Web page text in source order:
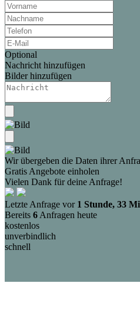
Optional
Nachricht hinzufügen
Bilder hinzufügen
Wir übergeben die Daten ihrer
Gratis Angebote einholen
Vielen Dank für deine Anfrage!
Letzte Anfrage vor 1 Stunde, 33
Bereits 6 Anfragen heute
kostenlos
unverbindlich
schnell